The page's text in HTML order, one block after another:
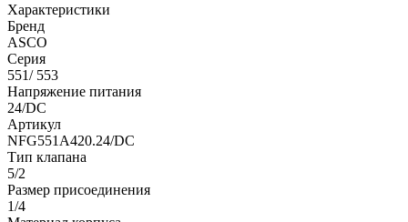
Характеристики
Бренд
ASCO
Серия
551/ 553
Напряжение питания
24/DC
Артикул
NFG551A420.24/DC
Тип клапана
5/2
Размер присоединения
1/4